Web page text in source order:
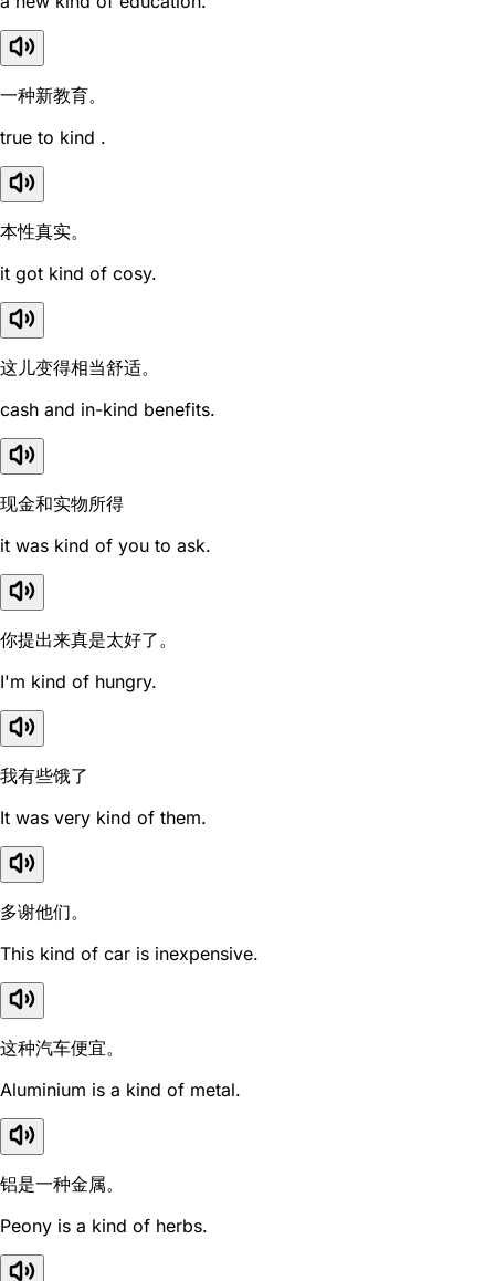
一种新教育。
true to kind .
本性真实。
it got kind of cosy.
这儿变得相当舒适。
cash and in-kind benefits.
现金和实物所得
it was kind of you to ask.
你提出来真是太好了。
I'm kind of hungry.
我有些饿了
It was very kind of them.
多谢他们。
This kind of car is inexpensive.
这种汽车便宜。
Aluminium is a kind of metal.
铝是一种金属。
Peony is a kind of herbs.